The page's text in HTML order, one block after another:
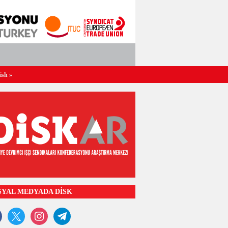
»
MEDYADA DİSK
x instagramtelegram